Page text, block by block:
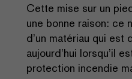
Cette mise sur un
une bonne raison: ce
d’un matériau qui est
aujourd’hui lorsqu’il
protection incendie